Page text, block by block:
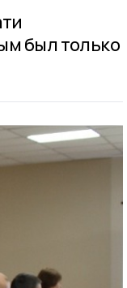
был только